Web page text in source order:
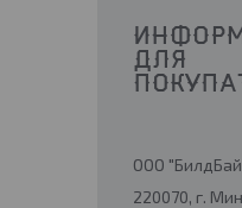
ДЛЯ
ООО
220070, г.